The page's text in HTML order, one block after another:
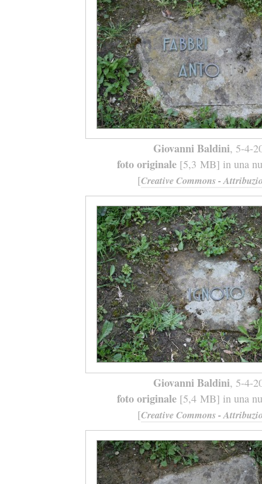
Giovanni Baldini, 5-4-
foto originale[5,3 MB] in una
[Creative Commons -
Giovanni Baldini, 5-4-
foto originale[5,4 MB] in una
[Creative Commons -